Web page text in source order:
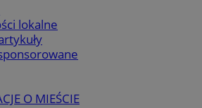
lokalne
O MIEŚCIE